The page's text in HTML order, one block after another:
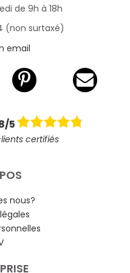
de 9h à 18h
(non surtaxé)
email
5
certifiés
nous?